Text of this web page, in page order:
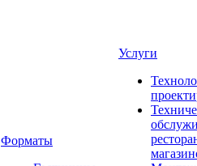
Форматы
Услуги